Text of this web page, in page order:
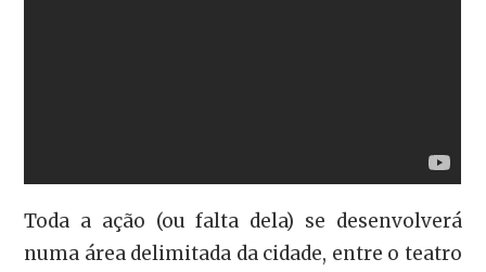
Toda a ação (ou falta dela) se desenvolverá
numa área delimitada da cidade, entre o teatro